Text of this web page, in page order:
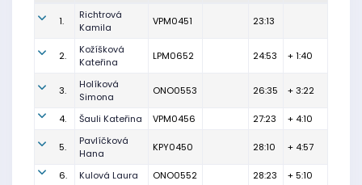
1.
Richtrová
Kamila
VPM0451 23:13
2.
Kožíšková
Kateřina
LPM0652 24:53 + 1:40
3.
Holíková
Simona
ONO0553 26:35 + 3:22
4. Šauli Kateřina VPM0456 27:23 + 4:10
5.
Pavlíčková
Hana
KPY0450 28:10 + 4:57
6. Kulová Laura ONO0552 28:23 + 5:10